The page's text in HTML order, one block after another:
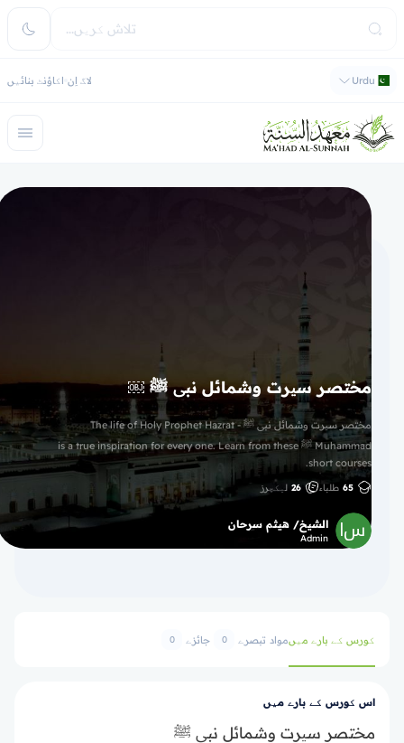
Urdu لاگ اِن اکاؤنٹ بنائیں
مختصر سیرت وشمائل نبی ﷺ ￼
مختصر سیرت وشمائل نبی ﷺ - The life of Holy Prophet Hazrat
Muhammad ﷺ is a true inspiration for every one. Learn from these
short courses.
65 طلباء 26 لیکچرز
الشيخ/ هيثم سرحان
Admin
کورس کے بارے میں مواد تبصرے 0 جائزے 0
اس کورس کے بارے میں
مختصر سیرت وشمائل نبی ﷺ